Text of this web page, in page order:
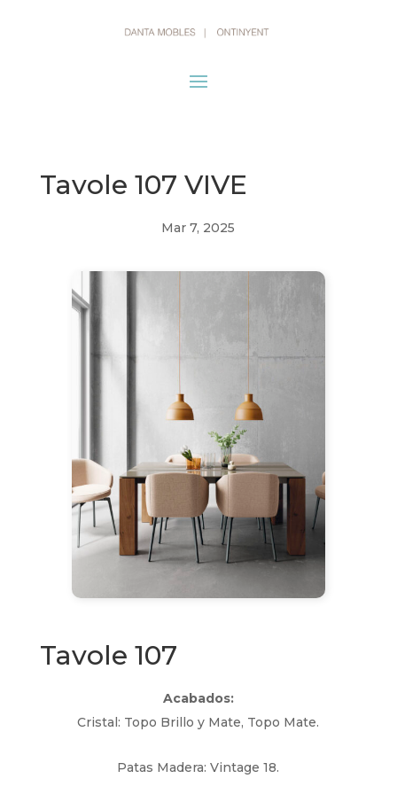
Tavole 107 VIVE
Mar 7, 2025
Tavole 107
Acabados:
Cristal: Topo Brillo y Mate, Topo Mate.
Patas Madera: Vintage 18.